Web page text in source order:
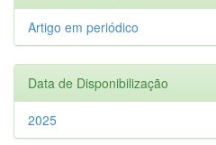
Artigo em periódico
Data de Disponibilização
2025